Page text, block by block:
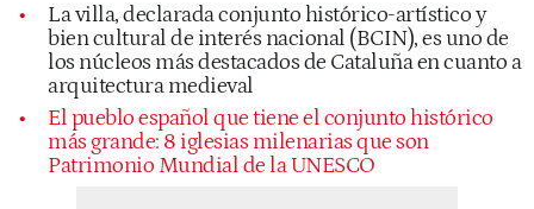
La villa, declarada conjunto histórico-artístico y
bien cultural de interés nacional (BCIN), es uno de
los núcleos más destacados de Cataluña en cuanto a
arquitectura medieval
El pueblo español que tiene el conjunto histórico
más grande: 8 iglesias milenarias que son
Patrimonio Mundial de la UNESCO